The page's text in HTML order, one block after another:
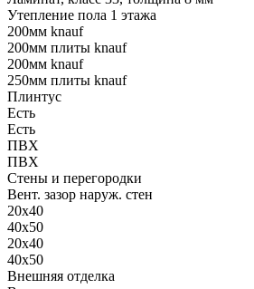
Утепление пола 1 этажа
200мм knauf
200мм плиты knauf
200мм knauf
250мм плиты knauf
Плинтус
Есть
Есть
ПВХ
ПВХ
Стены и перегородки
Вент. зазор наруж. стен
20х40
40х50
20х40
40х50
Внешняя отделка